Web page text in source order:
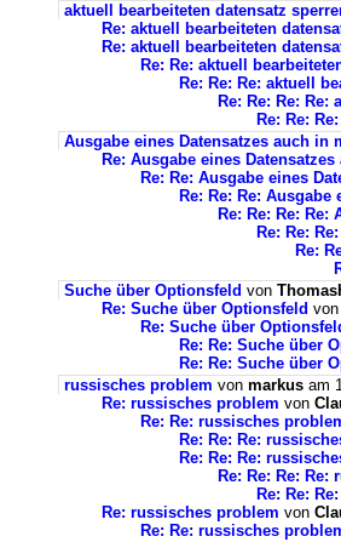
aktuell bearbeiteten datensatz
Re: aktuell bearbeiteten
Re: aktuell bearbeiteten
Re: Re: aktuell
Re: Re: Re: aktuell
Re: Re: Re:
Re: Re:
Ausgabe eines Datensatzes auch in
Re: Ausgabe eines
Re: Re: Ausgabe eines
Re: Re: Re:
Re: Re: Re:
Re: Re:
Re:
Suche über Optionsfeld von
Re: Suche über Optionsfeld von
Re: Suche über
Re: Re: Suche über
Re: Re: Suche über
russisches problem von markus am
Re: russisches problem von
Re: Re: russisches
Re: Re: Re:
Re: Re: Re:
Re: Re: Re: Re:
Re: Re:
Re: russisches problem von
Re: Re: russisches